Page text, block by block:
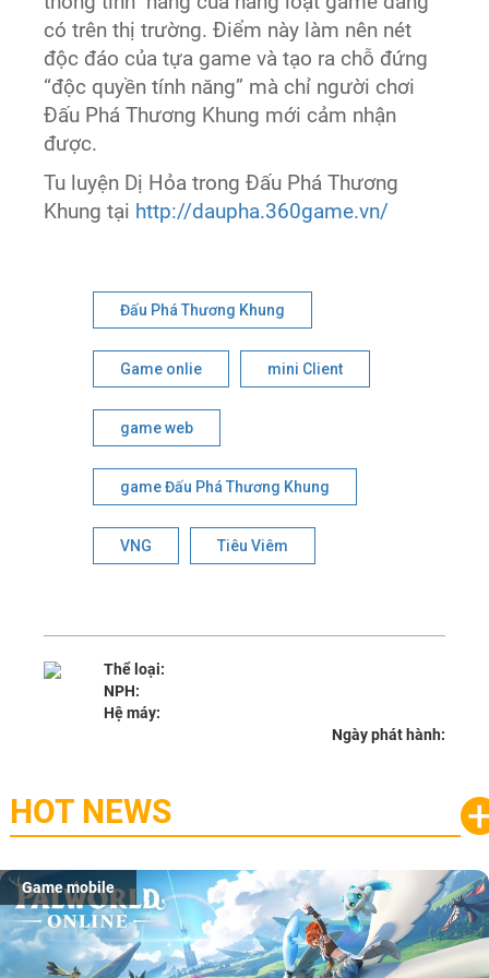
có trên thị trường. Điểm này làm nên nét
độc đáo của tựa game và tạo ra chỗ đứng
“độc quyền tính năng” mà chỉ người chơi
Đấu Phá Thương Khung mới cảm nhận
được.
Tu luyện Dị Hỏa trong Đấu Phá Thương
Khung tại http://daupha.360game.vn/
Đấu Phá Thương Khung
Game onlie mini Client
game web
game Đấu Phá Thương Khung
VNG Tiêu Viêm
Thể loại:
NPH:
Hệ máy:
Ngày phát hành:
HOT NEWS
Game mobile